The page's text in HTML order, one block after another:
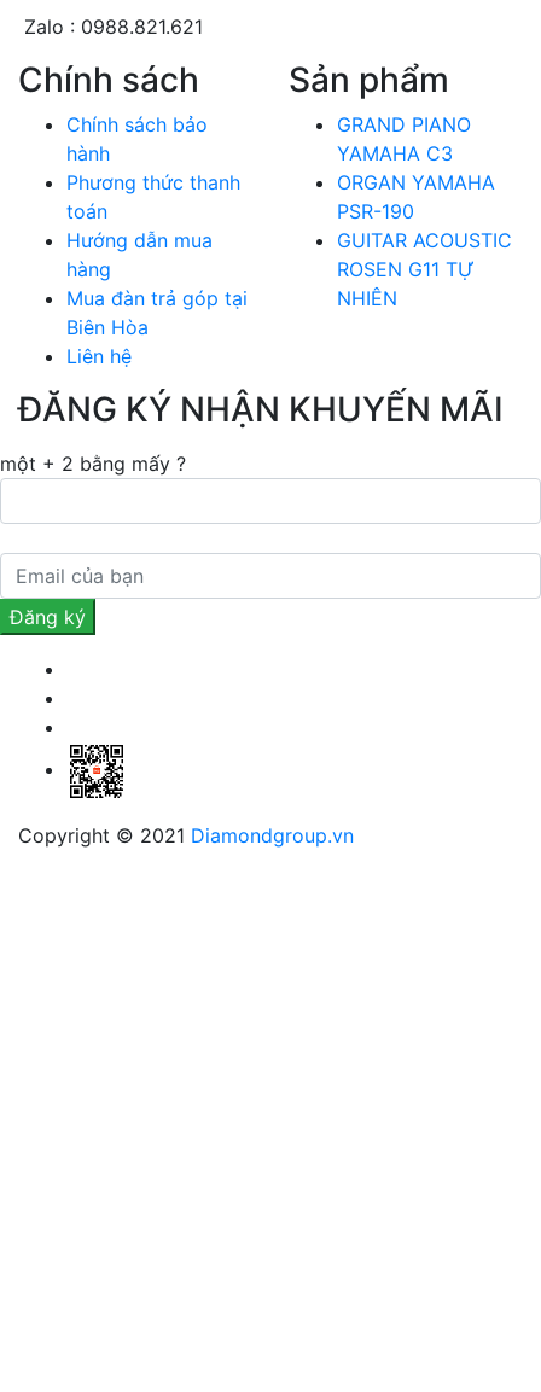
Zalo : 0988.821.621
Chính sách
Chính sách bảo
hành
Phương thức thanh
toán
Hướng dẫn mua
hàng
Mua đàn trả góp tại
Biên Hòa
Liên hệ
Sản phẩm
GRAND PIANO
YAMAHA C3
ORGAN YAMAHA
PSR-190
GUITAR ACOUSTIC
ROSEN G11 TỰ
NHIÊN
ĐĂNG KÝ NHẬN KHUYẾN MÃI
một + 2 bằng mấy ?
Copyright © 2021 Diamondgroup.vn